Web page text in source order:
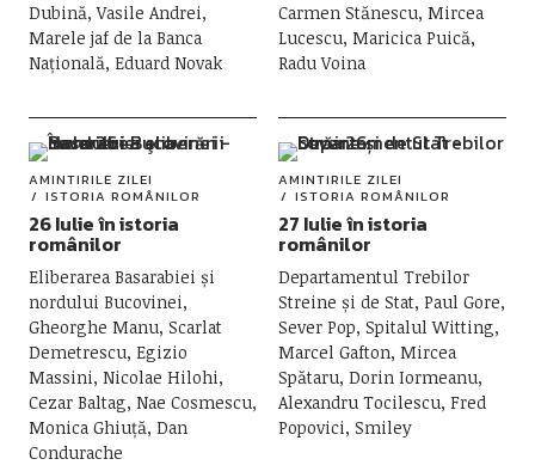
Carmen Stănescu, Mircea
Lucescu, Maricica Puică,
Radu Voina
Dubină, Vasile Andrei,
Marele jaf de la Banca
Națională, Eduard Novak
AMINTIRILE ZILEI
ISTORIA ROMÂNILOR
27 Iulie în istoria
românilor
Departamentul Trebilor
Streine și de Stat, Paul Gore,
Sever Pop, Spitalul Witting,
Marcel Gafton, Mircea
Spătaru, Dorin Iormeanu,
Alexandru Tocilescu, Fred
Popovici, Smiley
AMINTIRILE ZILEI
ISTORIA ROMÂNILOR
26 Iulie în istoria
românilor
Eliberarea Basarabiei și
nordului Bucovinei,
Gheorghe Manu, Scarlat
Demetrescu, Egizio
Massini, Nicolae Hilohi,
Cezar Baltag, Nae Cosmescu,
Monica Ghiuță, Dan
Condurache